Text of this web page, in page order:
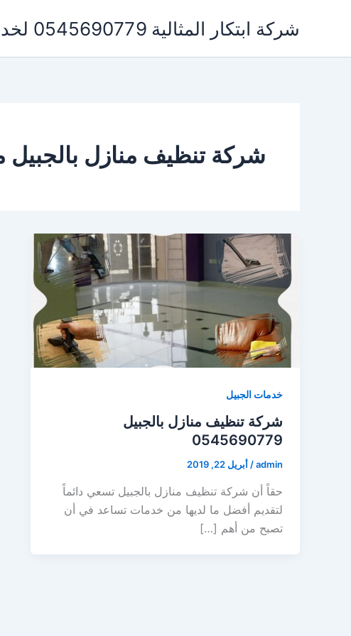
شركة ابتكار المثالية 0545690779 لخدمات التنظيف ومكافحة الحشرات
شركة تنظيف منازل بالجبيل
خدمات الجبيل
شركة تنظيف منازل بالجبيل
0545690779
admin
/ أبريل 22, 2019
حقاً أن شركة تنظيف منازل بالجبيل تسعي دائماً
لتقديم أفضل ما لديها من خدمات تساعد في أن
تصبح من أهم […]